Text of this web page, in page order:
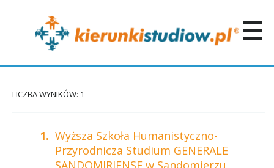
LICZBA WYNIKÓW: 1
1. Wyższa Szkoła Humanistyczno-
Przyrodnicza Studium GENERALE